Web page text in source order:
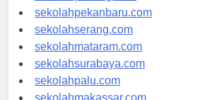
sekolahpadang.com
sekolahpekanbaru.com
sekolahserang.com
sekolahmataram.com
sekolahsurabaya.com
sekolahpalu.com